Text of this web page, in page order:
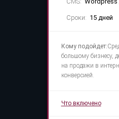
Сроки: 15 дней
Кому подойдет:
большому бизнесу,
на продажи в
конверсией.
Что включено